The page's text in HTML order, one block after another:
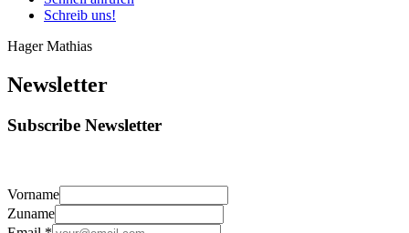
Schreib uns!
Hager Mathias
Newsletter
Subscribe Newsletter
Vorname
Zuname